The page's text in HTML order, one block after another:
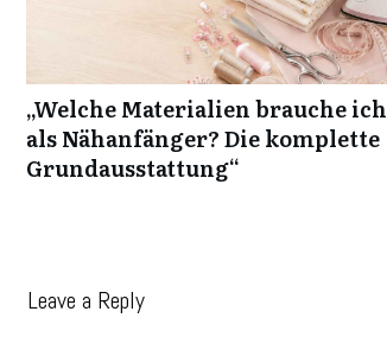
„Welche Materialien brauche ich
als Nähanfänger? Die komplette
Grundausstattung“
Leave a Reply